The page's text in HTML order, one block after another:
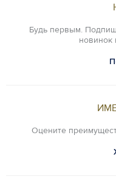
Будь первым.
новинок
Оцените